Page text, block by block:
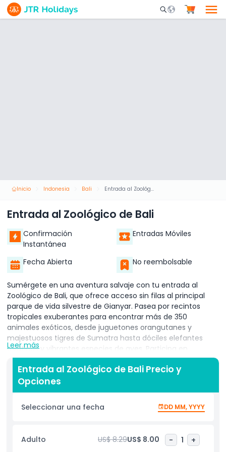
Mobile Search
Inicio Indonesia Bali Entrada al Zoológico de Bali
Entrada al Zoológico de Bali
Confirmación
Instantánea
Entradas Móviles
Fecha Abierta No reembolsable
Sumérgete en una aventura salvaje con tu entrada al
Zoológico de Bali, que ofrece acceso sin filas al principal
parque de vida silvestre de Gianyar. Pasea por recintos
tropicales exuberantes para encontrar más de 350
animales exóticos, desde juguetones orangutanes y
majestuosos tigres de Sumatra hasta dóciles elefantes
asiáticos y vibrantes especies de aves. Participa en
sesiones interactivas de alimentación animal y acércate a
jirafas, rinocerontes y al adorable dragón de Komodo en un
entorno seguro y guiado. No te pierdas los emocionantes
espectáculos de loros y reptiles, donde expertos
manejadores demuestran impresionantes trucos con aves
y fascinantes comportamientos de reptiles. Los niños
alimentar con biberón cabritos y aprender de primera
mano sobre el cuidado animal. Mejora tu experiencia con
Leer más
Entrada al Zoológico de Bali Precio y
Opciones
Seleccionar una fecha DD MM, YYYY
Adulto US$ 8.29US$ 8.00 - 1 +